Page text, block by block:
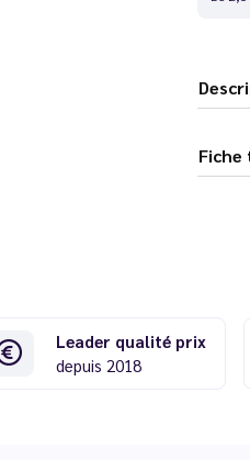
Leader qualité prix
depuis 2018